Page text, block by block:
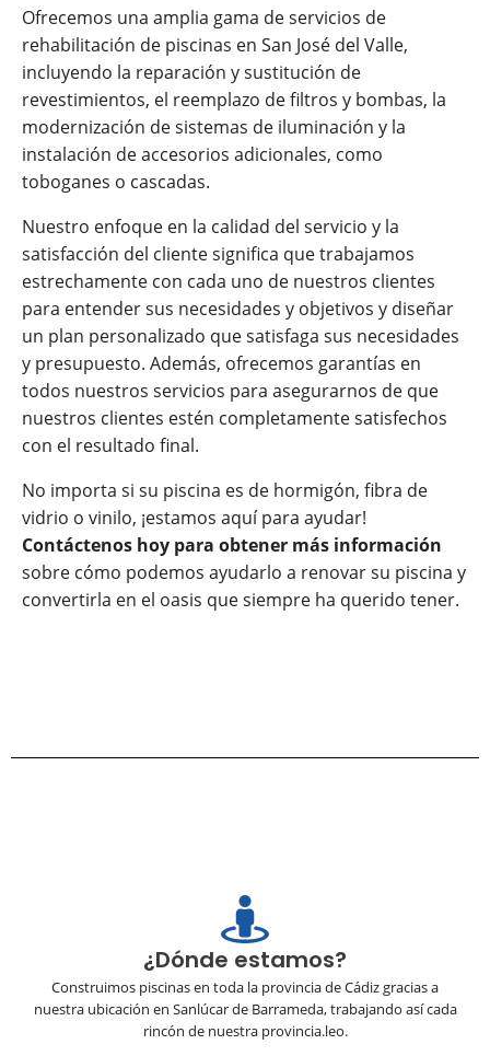
Ofrecemos una amplia gama de servicios de
rehabilitación de piscinas en San José del Valle,
incluyendo la reparación y sustitución de
revestimientos, el reemplazo de filtros y bombas, la
modernización de sistemas de iluminación y la
instalación de accesorios adicionales, como
toboganes o cascadas.
Nuestro enfoque en la calidad del servicio y la
satisfacción del cliente significa que trabajamos
estrechamente con cada uno de nuestros clientes
para entender sus necesidades y objetivos y diseñar
un plan personalizado que satisfaga sus necesidades
y presupuesto. Además, ofrecemos garantías en
todos nuestros servicios para asegurarnos de que
nuestros clientes estén completamente satisfechos
con el resultado final.
No importa si su piscina es de hormigón, fibra de
vidrio o vinilo, ¡estamos aquí para ayudar!
Contáctenos hoy para obtener más información
sobre cómo podemos ayudarlo a renovar su piscina y
convertirla en el oasis que siempre ha querido tener.
¿Dónde estamos?
Construimos piscinas en toda la provincia de Cádiz gracias a
nuestra ubicación en Sanlúcar de Barrameda, trabajando así cada
rincón de nuestra provincia.leo.